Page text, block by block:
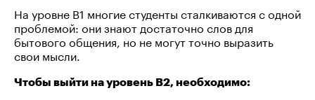
На уровне B1 многие студенты сталкиваются с одной
проблемой: они знают достаточно слов для
бытового общения, но не могут точно выразить
свои мысли.
Чтобы выйти на уровень B2, необходимо: